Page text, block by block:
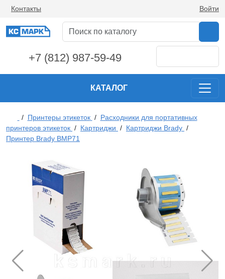
Контакты Войти
+7 (812) 987-59-49
КАТАЛОГ
/ Принтеры этикеток / Расходники для портативных
принтеров этикеток / Картриджи / Картриджи Brady /
Принтер Brady BMP71